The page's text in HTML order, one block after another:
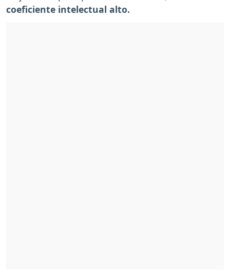
coeficiente intelectual alto.